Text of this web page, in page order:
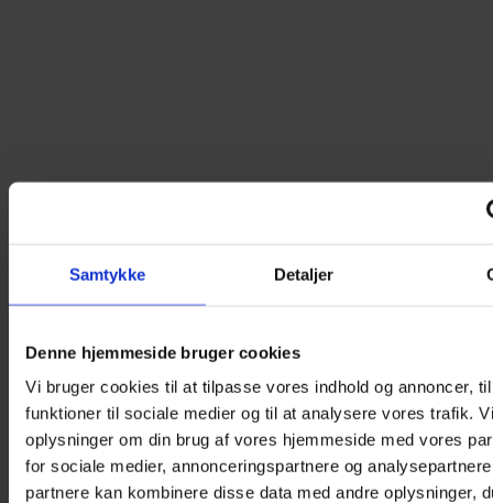
Samtykke Detaljer
Denne hjemmeside bruger cookies
Vi bruger cookies til at tilpasse vores indhold og annoncer,
funktioner til sociale medier og til at analysere vores trafik.
oplysninger om din brug af vores hjemmeside med vores
for sociale medier, annonceringspartnere og
partnere kan kombinere disse data med andre oplysninger,